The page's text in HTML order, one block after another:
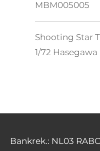
MBM005005
Shooting Star
1/72 Hasegawa
Bankrek.: NL03